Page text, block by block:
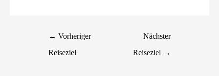
← Vorheriger
Reiseziel
Nächster
Reiseziel →